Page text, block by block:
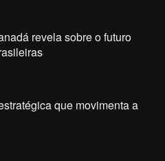
revela sobre o futuro
que movimenta a